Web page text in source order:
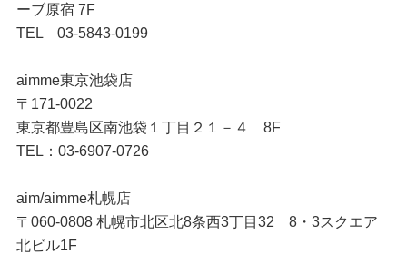
ーブ原宿 7F
TEL 03-5843-0199
aimme東京池袋店
〒171-0022
東京都豊島区南池袋１丁目２１－４ 8F
TEL：03-6907-0726
aim/aimme札幌店
〒060-0808 札幌市北区北8条西3丁目32 8・3スクエア
北ビル1F